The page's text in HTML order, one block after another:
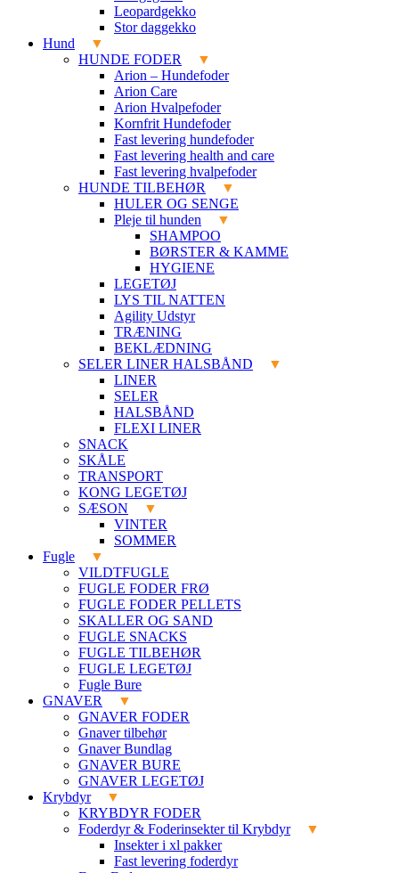
Leopardgekko
Stor daggekko
Hund
HUNDE FODER
Arion – Hundefoder
Arion Care
Arion Hvalpefoder
Kornfrit Hundefoder
Fast levering hundefoder
Fast levering health and care
Fast levering hvalpefoder
HUNDE TILBEHØR
HULER OG SENGE
Pleje til hunden
SHAMPOO
BØRSTER & KAMME
HYGIENE
LEGETØJ
LYS TIL NATTEN
Agility Udstyr
TRÆNING
BEKLÆDNING
SELER LINER HALSBÅND
LINER
SELER
HALSBÅND
FLEXI LINER
SNACK
SKÅLE
TRANSPORT
KONG LEGETØJ
SÆSON
VINTER
SOMMER
Fugle
VILDTFUGLE
FUGLE FODER FRØ
FUGLE FODER PELLETS
SKALLER OG SAND
FUGLE SNACKS
FUGLE TILBEHØR
FUGLE LEGETØJ
Fugle Bure
GNAVER
GNAVER FODER
Gnaver tilbehør
Gnaver Bundlag
GNAVER BURE
GNAVER LEGETØJ
Krybdyr
KRYBDYR FODER
Foderdyr & Foderinsekter til Krybdyr
Insekter i xl pakker
Fast levering foderdyr